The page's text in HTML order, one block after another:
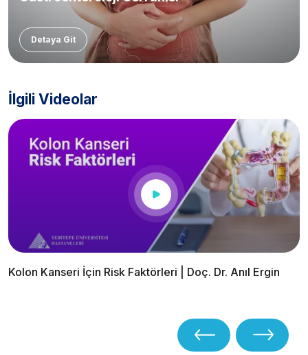
Detaya Git
İlgili Videolar
Kolon Kanseri İçin Risk Faktörleri | Doç. Dr. Anıl Ergin